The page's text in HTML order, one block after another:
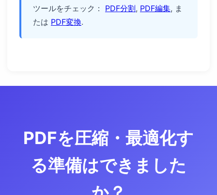
ツールをチェック： PDF分割, PDF編集, ま
たは PDF変換.
PDFを圧縮・最適化す
る準備はできました